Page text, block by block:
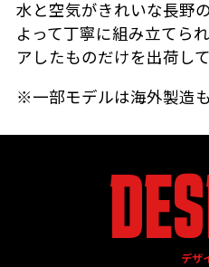
水と空気がきれいな長野
よって丁寧に組み立てら
アしたものだけを出荷して
※一部モデルは海外製造も
デザ